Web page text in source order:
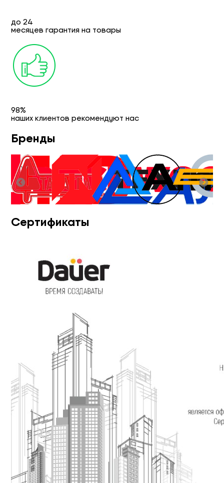
до 24
месяцев гарантия на товары
98%
наших клиентов рекомендуют нас
Бренды
Сертификаты